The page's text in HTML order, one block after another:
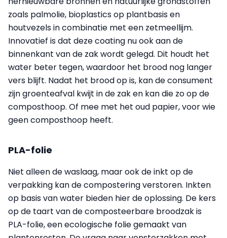
zoals palmolie, bioplastics op plantbasis en
houtvezels in combinatie met een zetmeellijm.
Innovatief is dat deze coating nu ook aan de
binnenkant van de zak wordt gelegd. Dit houdt het
water beter tegen, waardoor het brood nog langer
vers blijft. Nadat het brood op is, kan de consument
zijn groenteafval kwijt in de zak en kan die zo op de
composthoop. Of mee met het oud papier, voor wie
geen composthoop heeft.
PLA-folie
Niet alleen de waslaag, maar ook de inkt op de
verpakking kan de compostering verstoren. Inkten
op basis van water bieden hier de oplossing. De kers
op de taart van de composteerbare broodzak is
PLA-folie, een ecologische folie gemaakt van